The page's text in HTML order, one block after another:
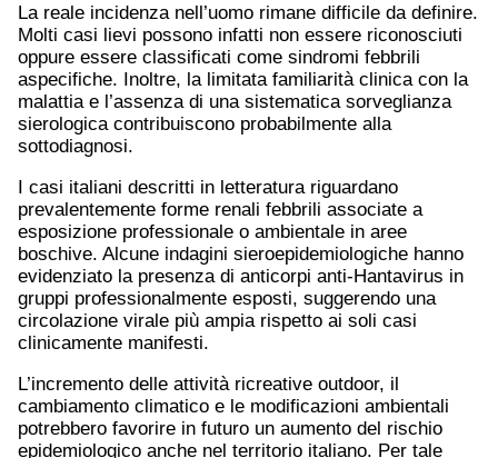
La reale incidenza nell’uomo rimane difficile da definire.
Molti casi lievi possono infatti non essere riconosciuti
oppure essere classificati come sindromi febbrili
aspecifiche. Inoltre, la limitata familiarità clinica con la
malattia e l’assenza di una sistematica sorveglianza
sierologica contribuiscono probabilmente alla
sottodiagnosi.
I casi italiani descritti in letteratura riguardano
prevalentemente forme renali febbrili associate a
esposizione professionale o ambientale in aree
boschive. Alcune indagini sieroepidemiologiche hanno
evidenziato la presenza di anticorpi anti-Hantavirus in
gruppi professionalmente esposti, suggerendo una
circolazione virale più ampia rispetto ai soli casi
clinicamente manifesti.
L’incremento delle attività ricreative outdoor, il
cambiamento climatico e le modificazioni ambientali
potrebbero favorire in futuro un aumento del rischio
epidemiologico anche nel territorio italiano. Per tale